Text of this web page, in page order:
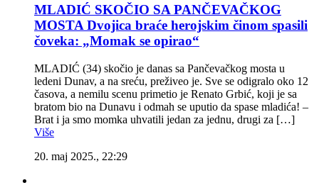
MLADIĆ SKOČIO SA PANČEVAČKOG
MOSTA Dvojica braće herojskim činom spasili
čoveka: „Momak se opirao“
MLADIĆ (34) skočio je danas sa Pančevačkog mosta u
ledeni Dunav, a na sreću, preživeo je. Sve se odigralo oko 12
časova, a nemilu scenu primetio je Renato Grbić, koji je sa
bratom bio na Dunavu i odmah se uputio da spase mladića! –
Brat i ja smo momka uhvatili jedan za jednu, drugi za […]
Više
20. maj 2025., 22:29